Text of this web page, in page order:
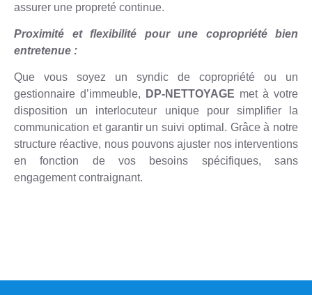
assurer une propreté continue.
Proximité et flexibilité pour une copropriété bien
entretenue :
Que vous soyez un syndic de copropriété ou un
gestionnaire d’immeuble,
DP-NETTOYAGE met à votre
disposition un interlocuteur unique pour simplifier la
communication et garantir un suivi optimal. Grâce à notre
structure réactive, nous pouvons ajuster nos interventions
en fonction de vos besoins spécifiques, sans
engagement contraignant.